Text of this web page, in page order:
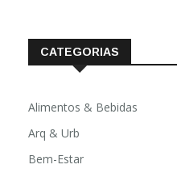
CATEGORIAS
Alimentos & Bebidas
Arq & Urb
Bem-Estar